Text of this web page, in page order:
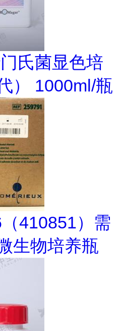
氏菌显色培
） 1000ml/瓶
410851）需
生物培养瓶